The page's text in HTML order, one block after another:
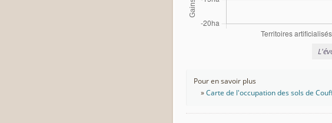
Pour en savoir plus
Carte de l'occupation des sols de